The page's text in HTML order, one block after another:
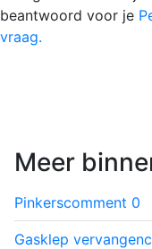
beantwoord voor je
vraag.
Meer
Pinkerscomment 0
Gasklep vervangen